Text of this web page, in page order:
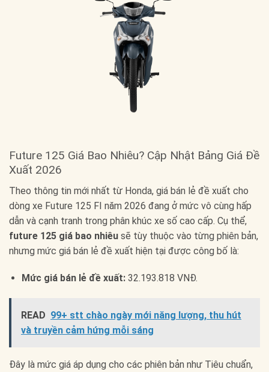
Future 125 Giá Bao Nhiêu? Cập Nhật Bảng Giá Đề
Xuất 2026
Theo thông tin mới nhất từ Honda, giá bán lẻ đề xuất cho
dòng xe Future 125 FI năm 2026 đang ở mức vô cùng hấp
dẫn và cạnh tranh trong phân khúc xe số cao cấp. Cụ thể,
future 125 giá bao nhiêu sẽ tùy thuộc vào từng phiên bản,
nhưng mức giá bán lẻ đề xuất hiện tại được công bố là:
Mức giá bán lẻ đề xuất:32.193.818 VNĐ.
READ 99+ stt chào ngày mới năng lượng, thu hút
và truyền cảm hứng mỗi sáng
Đây là mức giá áp dụng cho các phiên bản như Tiêu chuẩn,